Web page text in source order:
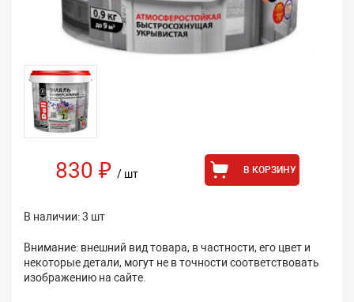
830 ₽ / шт В КОРЗИНУ
В наличии: 3 шт
Внимание: внешний вид товара, в частности, его цвет и
некоторые детали, могут не в точности соответствовать
изображению на сайте.